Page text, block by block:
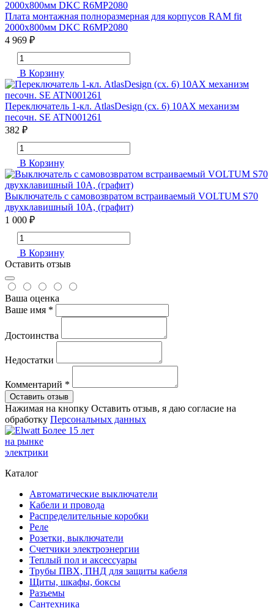
Плата монтажная полноразмерная для корпусов RAM fit
2000х800мм DKC R6MP2080
4 969 ₽
В Корзину
Переключатель 1-кл. AtlasDesign (сх. 6) 10AX механизм
песочн. SE ATN001261
382 ₽
В Корзину
Выключатель с самовозвратом встраиваемый VOLTUM S70
двухклавишный 10А, (графит)
1 000 ₽
В Корзину
Оставить отзыв
Ваша оценка
Ваше имя *
Достоинства
Недостатки
Комментарий *
Оставить отзыв
Нажимая на кнопку Оставить отзыв, я даю согласие на
обработку Персональных данных
Более 15 лет
на рынке
электрики
Каталог
Автоматические выключатели
Кабели и провода
Распределительные коробки
Реле
Розетки, выключатели
Счетчики электроэнергии
Теплый пол и аксессуары
Трубы ПВХ, ПНД для защиты кабеля
Щиты, шкафы, боксы
Разъемы
Сантехника